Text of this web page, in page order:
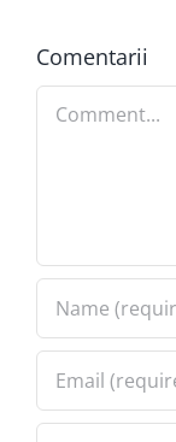
Comentarii
Comment